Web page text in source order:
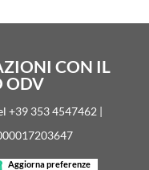
CON IL
ODV
+39 353 4547462 |
Aggiorna preferenze